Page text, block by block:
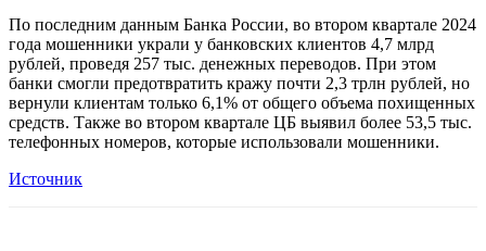
По последним данным Банка России, во втором квартале 2024
года мошенники украли у банковских клиентов 4,7 млрд
рублей, проведя 257 тыс. денежных переводов. При этом
банки смогли предотвратить кражу почти 2,3 трлн рублей, но
вернули клиентам только 6,1% от общего объема похищенных
средств. Также во втором квартале ЦБ выявил более 53,5 тыс.
телефонных номеров, которые использовали мошенники.
Источник